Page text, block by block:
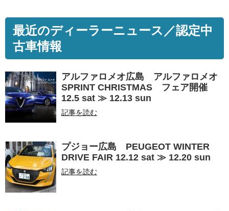
最近のディーラーニュース／認定中
古車情報
アルファロメオ広島 アルファロメオ
SPRINT CHRISTMAS フェア開催
12.5 sat ≫ 12.13 sun
記事を読む
プジョー広島 PEUGEOT WINTER
DRIVE FAIR 12.12 sat ≫ 12.20 sun
記事を読む